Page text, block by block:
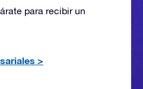
para recibir un
>